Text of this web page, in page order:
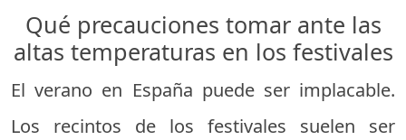
Qué precauciones tomar ante las
altas temperaturas en los festivales
El verano en España puede ser implacable.
Los recintos de los festivales suelen ser